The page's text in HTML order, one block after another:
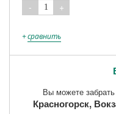
- 1 +
+сравнить
Вы можете
Красногорск,